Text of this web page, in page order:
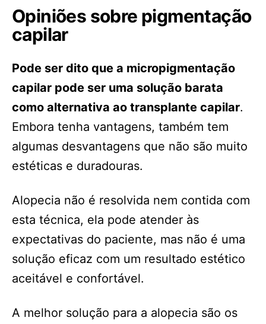
Opiniões sobre pigmentação
capilar
Pode ser dito que a micropigmentação
capilar pode ser uma solução barata
como alternativa ao transplante capilar.
Embora tenha vantagens, também tem
algumas desvantagens que não são muito
estéticas e duradouras.
Alopecia não é resolvida nem contida com
esta técnica, ela pode atender às
expectativas do paciente, mas não é uma
solução eficaz com um resultado estético
aceitável e confortável.
A melhor solução para a alopecia são os